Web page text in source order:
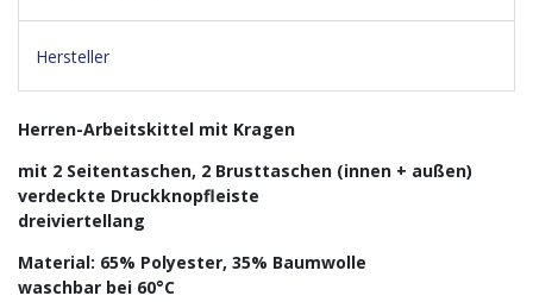
Hersteller
Herren-Arbeitskittel mit Kragen
mit 2 Seitentaschen, 2 Brusttaschen (innen + außen)
verdeckte Druckknopfleiste
dreiviertellang
Material: 65% Polyester, 35% Baumwolle
waschbar bei 60°C